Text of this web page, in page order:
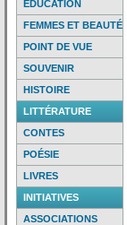
ÉDUCATION
FEMMES ET BEAUTÉ
POINT DE VUE
SOUVENIR
HISTOIRE
LITTÉRATURE
CONTES
POÉSIE
LIVRES
INITIATIVES
ASSOCIATIONS